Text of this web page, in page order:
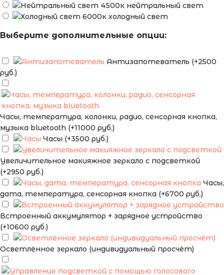
нейтральный свет
холодный свет
Выберите дополнительные опции:
Антизапотеватель (+2500
руб.)
Часы, температура, колонки, радио, сенсорная кнопка,
музыка bluetooth (+11000 руб.)
Часы (+3500 руб.)
Увеличительное макияжное зеркало с подсветкой
(+2950 руб.)
Часы,
дата, температура, сенсорная кнопка (+6700 руб.)
Встроенный аккумулятор + зарядное устройство
(+10600 руб.)
Осветлённое зеркало (индивидуальный просчёт)